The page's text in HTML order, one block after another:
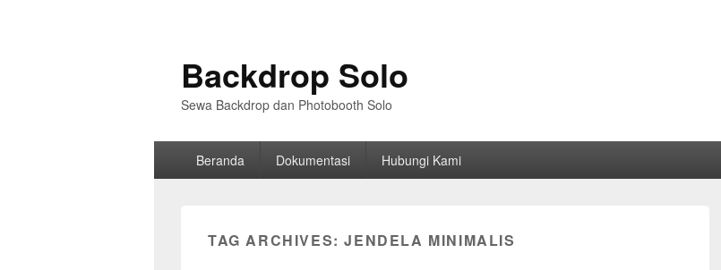
Backdrop Solo
Sewa Backdrop dan Photobooth Solo
Beranda Dokumentasi Hubungi Kami
TAG ARCHIVES:JENDELA MINIMALIS